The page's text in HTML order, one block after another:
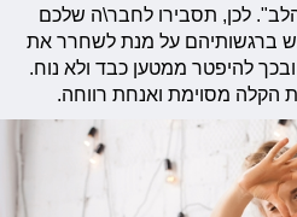
לכן, תסבירו לחבר\ה שלכם
ברגשותיהם על מנת לשחרר את
להיפטר ממטען כבד ולא נוח.
הקלה מסוימת ואנחת רווחה.